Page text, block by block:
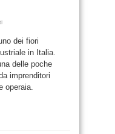
dei fiori
in Italia.
delle poche
imprenditori
operaia.